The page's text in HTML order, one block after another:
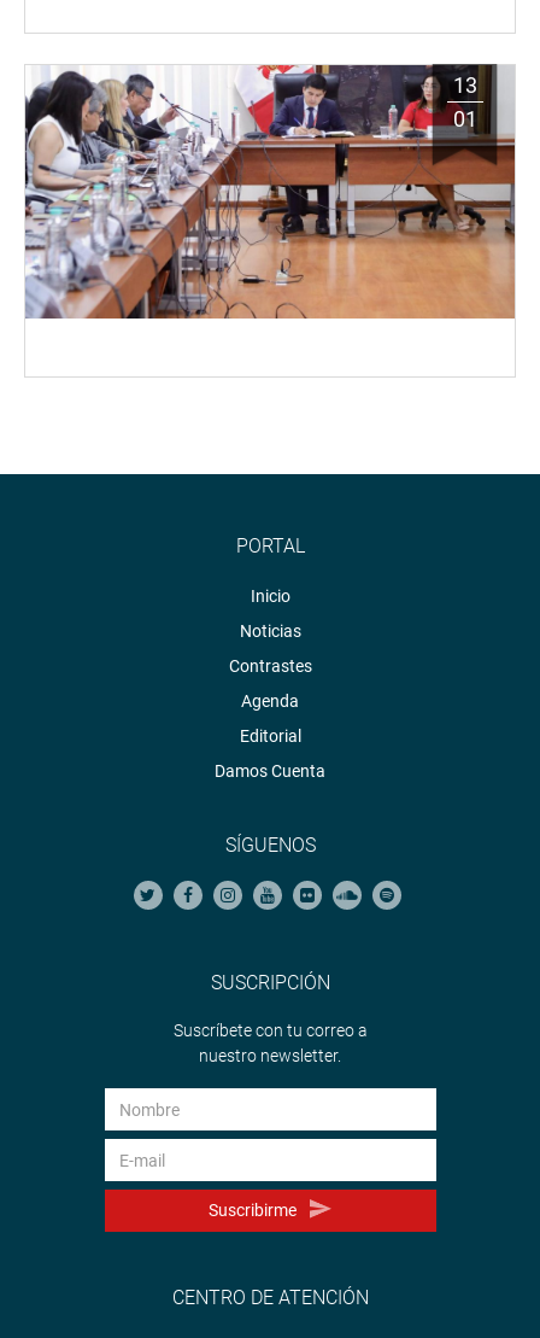
13
01
PORTAL
Inicio
Noticias
Contrastes
Agenda
Editorial
Damos Cuenta
SÍGUENOS
SUSCRIPCIÓN
Suscríbete con tu correo a
nuestro newsletter.
Suscribirme
CENTRO DE ATENCIÓN